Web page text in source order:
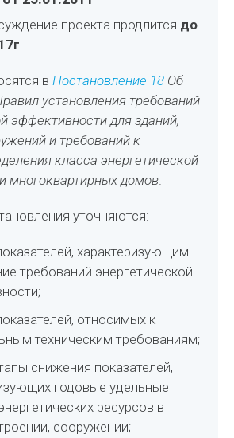
проекта продлится до
.
вПостановление 18 Об
установления требований
эффективности для зданий,
и требований к
класса энергетической
многоквартирных домов.
уточняются:
характеризующим
требований энергетической
относимых к
техническим требованиям;
снижения показателей,
годовые удельные
ресурсов в
сооружении;